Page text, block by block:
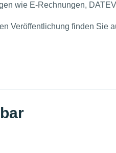
wie E-Rechnungen,
Veröffentlichung finden Sie